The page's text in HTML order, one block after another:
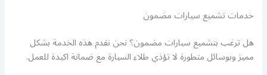
خدمات تشميع سيارات مضمون
هل ترغب بتشميع سيارات مضمون؟ نحن نقدم هذه الخدمة بشكل
مميز وبوسائل متطورة لا تؤذي طلاء السيارة مع ضمانة اكيدة للعمل.